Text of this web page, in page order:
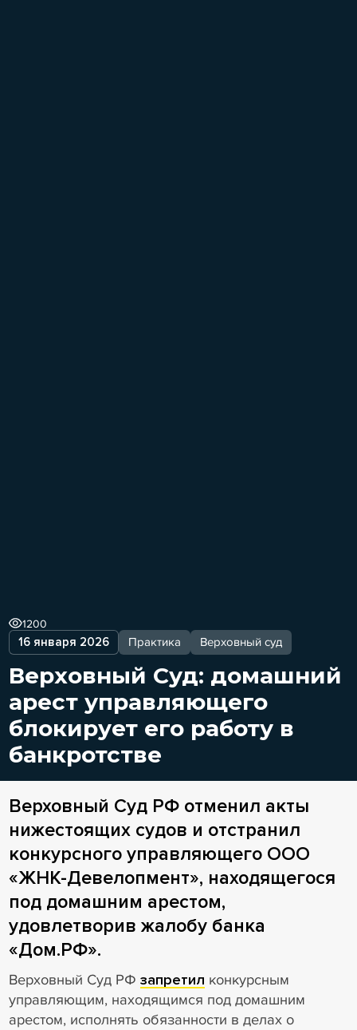
16 января 2026 Практика Верховный суд
1200
Верховный Суд: домашний
арест управляющего
блокирует его работу в
банкротстве
Верховный Суд РФ отменил акты
нижестоящих судов и отстранил
конкурсного управляющего ООО
«ЖНК-Девелопмент», находящегося
под домашним арестом,
удовлетворив жалобу банка
«Дом.РФ».
Верховный Суд РФ запретил конкурсным
управляющим, находящимся под домашним
арестом, исполнять обязанности в делах о